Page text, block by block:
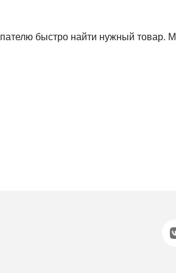
быстро найти нужный товар.